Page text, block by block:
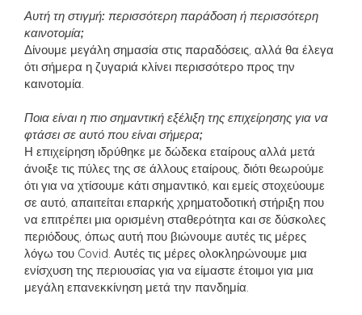
Αυτή τη στιγμή: περισσότερη παράδοση ή περισσότερη
καινοτομία;
Δίνουμε μεγάλη σημασία στις παραδόσεις, αλλά θα έλεγα
ότι σήμερα η ζυγαριά κλίνει περισσότερο προς την
καινοτομία.
Ποια είναι η πιο σημαντική εξέλιξη της επιχείρησης για να
φτάσει σε αυτό που είναι σήμερα;
Η επιχείρηση ιδρύθηκε με δώδεκα εταίρους αλλά μετά
άνοιξε τις πύλες της σε άλλους εταίρους, διότι θεωρούμε
ότι για να χτίσουμε κάτι σημαντικό, και εμείς στοχεύουμε
σε αυτό, απαιτείται επαρκής χρηματοδοτική στήριξη που
να επιτρέπει μια ορισμένη σταθερότητα και σε δύσκολες
περιόδους, όπως αυτή που βιώνουμε αυτές τις μέρες
λόγω του Covid. Αυτές τις μέρες ολοκληρώνουμε μια
ενίσχυση της περιουσίας για να είμαστε έτοιμοι για μια
μεγάλη επανεκκίνηση μετά την πανδημία.